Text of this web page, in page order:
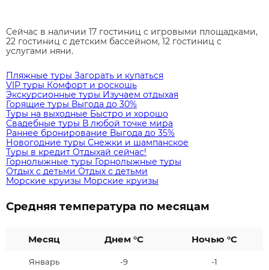
Сейчас в наличии 17 гостиниц с игровыми площадками,
22 гостиниц с детским бассейном, 12 гостиниц с
услугами няни.
Пляжные туры Загорать и купаться
VIP туры Комфорт и роскошь
Экскурсионные туры Изучаем отдыхая
Горящие туры Выгода до 30%
Туры на выходные Быстро и хорошо
Свадебные туры В любой точке мира
Раннее бронирование Выгода до 35%
Новогодние туры Снежки и шампанское
Туры в кредит Отдыхай сейчас!
Горнолыжные туры Горнолыжные туры
Отдых с детьми Отдых с детьми
Морские круизы Морские круизы
Средняя температура по месяцам
Месяц Днем °C Ночью °C
Январь -9 -1